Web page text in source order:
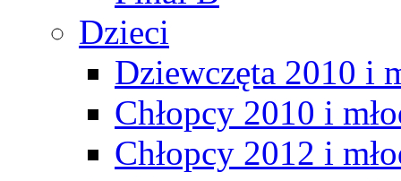
Dzieci
Dziewczęta 2010 i
Chłopcy 2010 i
Chłopcy 2012 i